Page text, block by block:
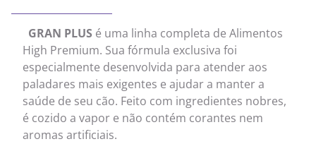
GRAN PLUS é uma linha completa de Alimentos
High Premium. Sua fórmula exclusiva foi
especialmente desenvolvida para atender aos
paladares mais exigentes e ajudar a manter a
saúde de seu cão. Feito com ingredientes nobres,
é cozido a vapor e não contém corantes nem
aromas artificiais.